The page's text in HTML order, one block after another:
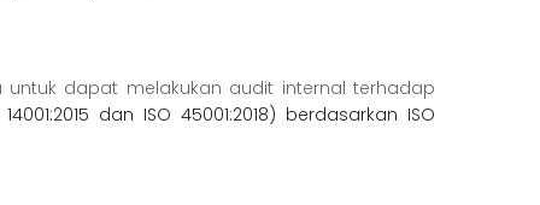
dapat melakukan audit internal terhadap
dan ISO 45001:2018) berdasarkan ISO